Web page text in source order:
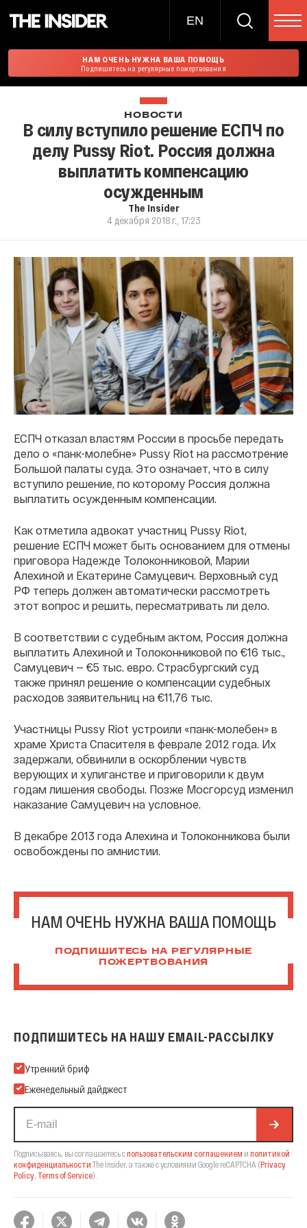
EN
НАМ ОЧЕНЬ НУЖНА ВАША ПОМОЩЬ
Подпишитесь на регулярные пожертвования
НОВОСТИ
В силу вступило решение ЕСПЧ по
делу Pussy Riot. Россия должна
выплатить компенсацию
осужденным
The Insider
4 декабря 2018 г., 17:23
ЕСПЧ отказал властям России в просьбе передать
дело о «панк-молебне» Pussy Riot на рассмотрение
Большой палаты суда. Это означает, что в силу
вступило решение, по которому Россия должна
выплатить осужденным компенсации.
Как отметила адвокат участниц Pussy Riot,
решение ЕСПЧ может быть основанием для отмены
приговора Надежде Толоконниковой, Марии
Алехиной и Екатерине Самуцевич. Верховный суд
РФ теперь должен автоматически рассмотреть
этот вопрос и решить, пересматривать ли дело.
В соответствии с судебным актом, Россия должна
выплатить Алехиной и Толоконниковой по €16 тыс.,
Самуцевич — €5 тыс. евро. Страсбургский суд
также принял решение о компенсации судебных
расходов заявительниц на €11,76 тыс.
Участницы Pussy Riot устроили «панк-молебен» в
храме Христа Спасителя в феврале 2012 года. Их
задержали, обвинили в оскорблении чувств
верующих и хулиганстве и приговорили к двум
годам лишения свободы. Позже Мосгорсуд изменил
наказание Самуцевич на условное.
В декабре 2013 года Алехина и Толоконникова были
освобождены по амнистии.
НАМ ОЧЕНЬ НУЖНА ВАША ПОМОЩЬ
ПОДПИШИТЕСЬ НА РЕГУЛЯРНЫЕ
ПОЖЕРТВОВАНИЯ
ПОДПИШИТЕСЬ НА НАШУ EMAIL-РАССЫЛКУ
Подпишитесь на нашу Email-рассылку
Утренний бриф
Еженедельный дайджест
Подписываясь, вы соглашаетесь спользовательским соглашением и политикой
конфиденциальности The Insider, а также с условиями Google reCAPTCHA (Privacy
Policy Terms of Service).